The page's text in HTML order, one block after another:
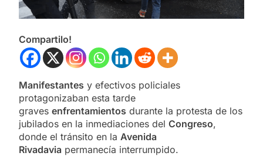
Compartilo!
Manifestantes y efectivos policiales
protagonizaban esta tarde
graves enfrentamientos durante la protesta de los
jubilados en la inmediaciones del Congreso,
donde el tránsito en la Avenida
Rivadavia permanecía interrumpido.